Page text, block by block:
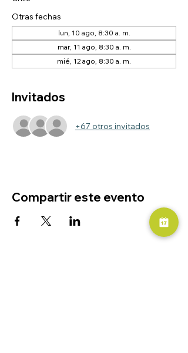
Otras fechas
lun, 10 ago, 8:30 a. m.
mar, 11 ago, 8:30 a. m.
mié, 12 ago, 8:30 a. m.
Invitados
+67 otros invitados
Compartir este evento